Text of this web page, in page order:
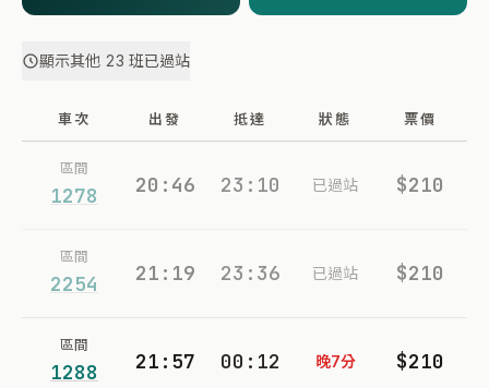
顯示其他 23 班已過站
車次 出發 抵達 狀態 票價
區間
1278 20:46 23:10 已過站 $210
區間
2254 21:19 23:36 已過站 $210
區間
1288 21:57 00:12 晚7分 $210